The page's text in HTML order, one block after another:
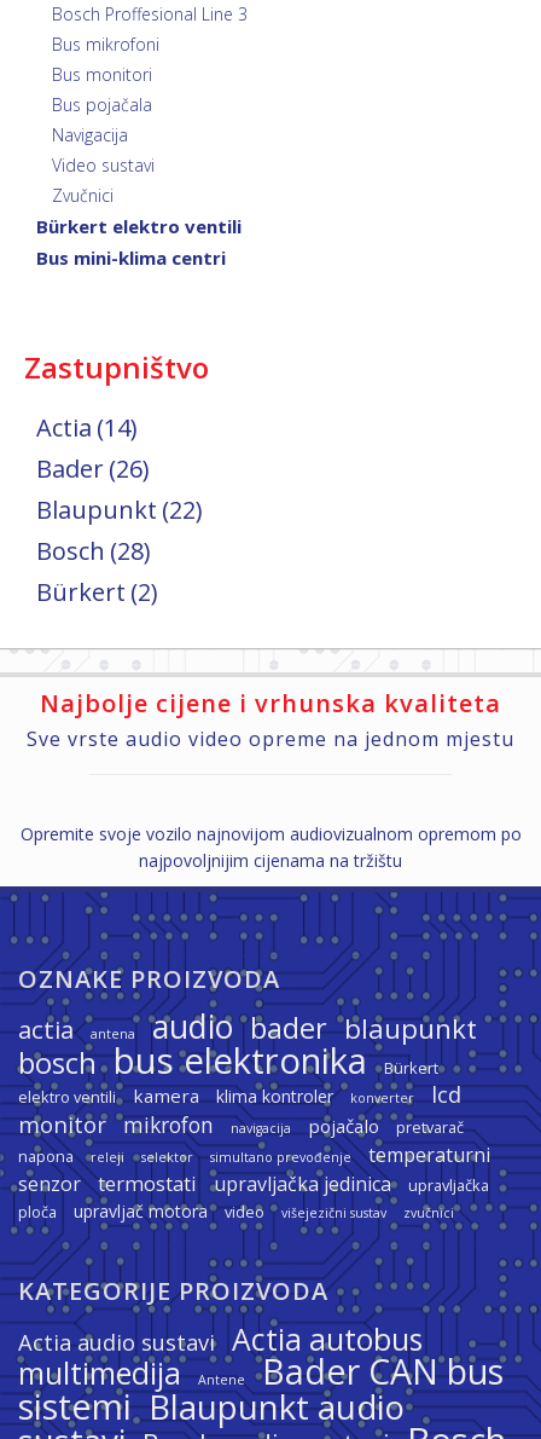
Bosch Proffesional Line 3
Bus mikrofoni
Bus monitori
Bus pojačala
Navigacija
Video sustavi
Zvučnici
Bürkert elektro ventili
Bus mini-klima centri
Zastupništvo
Actia (14)
Bader(26)
Blaupunkt (22)
Bosch (28)
Bürkert (2)
Najbolje cijene i vrhunska kvaliteta
Sve vrste audio video opreme na jednom mjestu
Opremite svoje vozilo najnovijom audiovizualnom opremom po
najpovoljnijim cijenama na tržištu
OZNAKE PROIZVODA
actia antena audio bader blaupunkt
bosch bus elektronika
Bürkert
elektro ventili
kamera klima kontroler konverter
lcd
monitor mikrofon navigacija pojačalo
pretvarač
napona
releji selektor simultano prevođenje
temperaturni
senzor
termostati upravljačka jedinica
upravljačka
ploča
upravljač motora video višejezični sustav zvučnici
KATEGORIJE PROIZVODA
Actia audio sustavi Actia autobus
multimedija
Antene Bader CAN bus
sistemi Blaupunkt audio